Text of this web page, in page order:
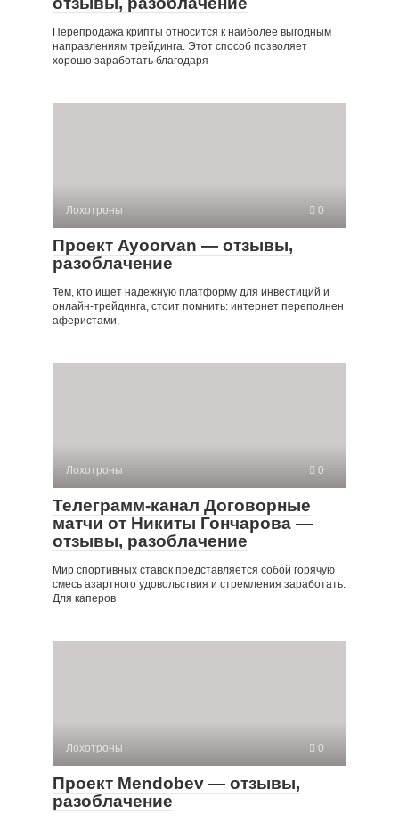
Перепродажа крипты относится к наиболее выгодным
направлениям трейдинга. Этот способ позволяет
хорошо заработать благодаря
Лохотроны 0
Проект Ayoorvan — отзывы,
разоблачение
Тем, кто ищет надежную платформу для инвестиций и
онлайн-трейдинга, стоит помнить: интернет переполнен
аферистами,
Лохотроны 0
Телеграмм-канал Договорные
матчи от Никиты Гончарова —
отзывы, разоблачение
Мир спортивных ставок представляется собой горячую
смесь азартного удовольствия и стремления заработать.
Для каперов
Лохотроны 0
Проект Mendobev — отзывы,
разоблачение